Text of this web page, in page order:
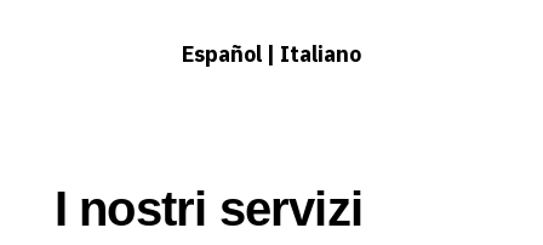
Español | Italiano
I nostri servizi